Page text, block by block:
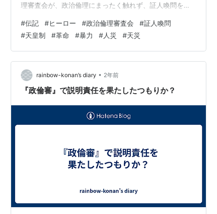
理審査会が、政治倫理にまったく触れず、証人喚問を避
倫理にもっとも反する抜け道に、自ら出た岸田総理らの
傲慢さ。 さて、今年は、世界の主な国で、政権を問う選
挙が行われます。 台湾は終わったので、秋のアメリカ大
統領選以外、波乱はあるでしょうか。 先に述べた非暴力
革命、 これは、これまで、世界史上、強固な政権が、民
衆の支持を得られなくなるにつれ、弱体…
#伝記 #ヒーロー #政治倫理審査会 #証人喚問
#天皇制 #革命 #暴力 #人災 #天災
rainbow-konan’s diary • 2年前
『政倫審』で説明責任を果たしたつもりか？